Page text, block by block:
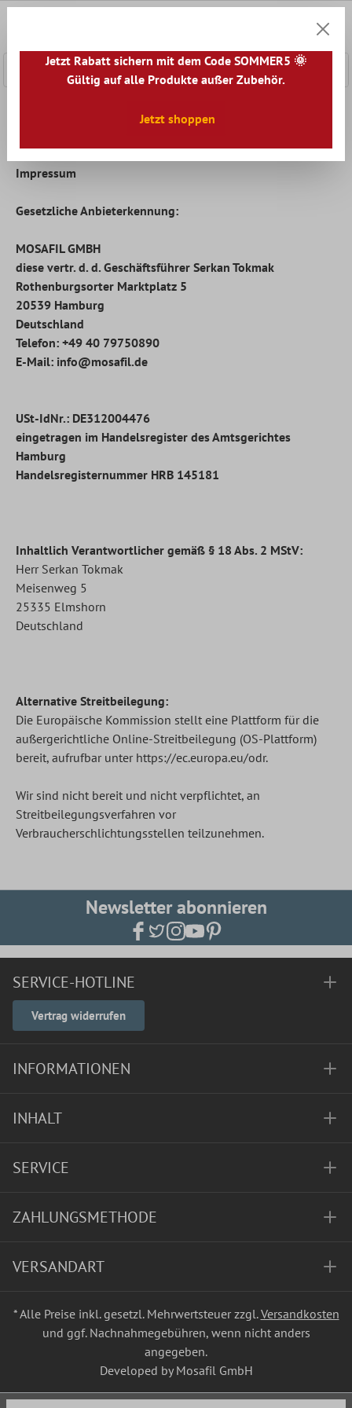
Impressum
Impressum
Gesetzliche Anbieterkennung:
MOSAFIL GMBH
diese vertr. d. d. Geschäftsführer Serkan Tokmak
Rothenburgsorter Marktplatz 5
20539 Hamburg
Deutschland
Telefon: +49 40 79750890
E-Mail: info@mosafil.de
USt-IdNr.: DE312004476
eingetragen im Handelsregister des Amtsgerichtes
Hamburg
Handelsregisternummer HRB 145181
Inhaltlich Verantwortlicher gemäß § 18 Abs. 2 MStV:
Herr Serkan Tokmak
Meisenweg 5
25335 Elmshorn
Deutschland
Alternative Streitbeilegung:
Die Europäische Kommission stellt eine Plattform für die
außergerichtliche Online-Streitbeilegung (OS-Plattform)
bereit, aufrufbar unter https://ec.europa.eu/odr.
Wir sind nicht bereit und nicht verpflichtet, an
Streitbeilegungsverfahren vor
Verbraucherschlichtungsstellen teilzunehmen.
Newsletter abonnieren
SERVICE-HOTLINE
Vertrag widerrufen
INFORMATIONEN
INHALT
SERVICE
ZAHLUNGSMETHODE
VERSANDART
* Alle Preise inkl. gesetzl. Mehrwertsteuer zzgl.Versandkosten
und ggf. Nachnahmegebühren, wenn nicht anders
angegeben.
Developed by Mosafil GmbH
Jetzt Rabatt sichern mit dem Code SOMMER5 🌞
Gültig auf alle Produkte außer Zubehör.
Jetzt shoppen